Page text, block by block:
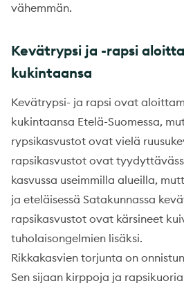
vähemmän.
Kevätrypsi ja -rapsi
kukintaansa
Kevätrypsi- ja rapsi ovat
kukintaansa Etelä-Suomessa,
rypsikasvustot ovat vielä
rapsikasvustot ovat
kasvussa useimmilla alueilla,
ja eteläisessä Satakunnassa
rapsikasvustot ovat kärsineet
tuholaisongelmien lisäksi.
Rikkakasvien torjunta on
Sen sijaan kirppoja ja